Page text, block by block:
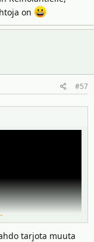
on
#57
tarjota muuta